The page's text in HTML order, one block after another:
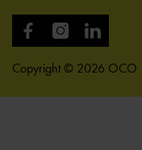
Copyright © 2026 OCO